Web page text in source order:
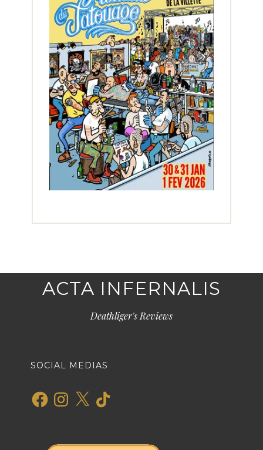
ACTA INFERNALIS
Deathliger's Reviews
SOCIAL MEDIAS
FacebookInstagram
X TikTok